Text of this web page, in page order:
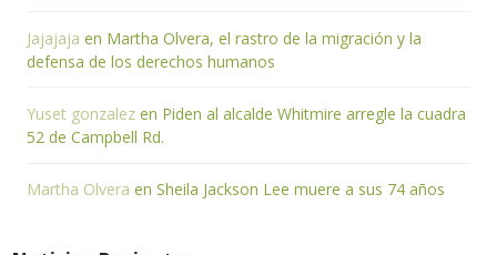
Jajajaja en Martha Olvera, el rastro de la migración y la
defensa de los derechos humanos
Yuset gonzalez en Piden al alcalde Whitmire arregle la cuadra
52 de Campbell Rd.
Martha Olvera en Sheila Jackson Lee muere a sus 74 años